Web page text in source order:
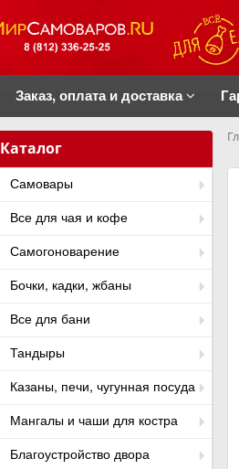
Заказ, оплата и доставка
Каталог
Самовары
Все для чая и кофе
Самогоноварение
Бочки, кадки, жбаны
Все для бани
Тандыры
Казаны, печи, чугунная посуда
Мангалы и чаши для костра
Благоустройство двора